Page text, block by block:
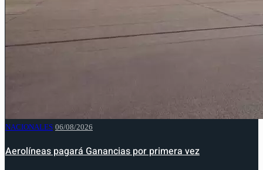
NACIONALES 06/08/2026
Aerolíneas pagará Ganancias por primera vez